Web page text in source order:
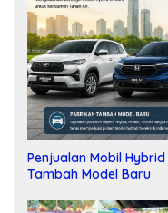
Penjualan Mobil
Tambah Model Baru